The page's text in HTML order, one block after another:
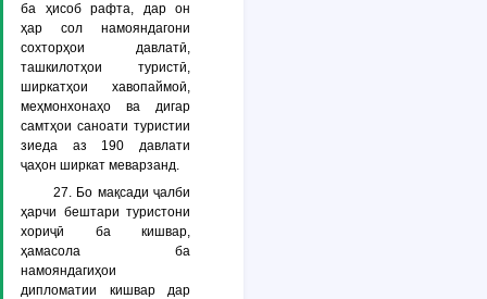
ба ҳисоб рафта, дар он
ҳар сол намояндагони
сохторҳои давлатӣ,
ташкилотҳои туристӣ,
ширкатҳои хавопаймоӣ,
меҳмонхонаҳо ва дигар
самтҳои саноати туристии
зиеда аз 190 давлати
ҷаҳон ширкат меварзанд.
27. Бо мақсади ҷалби
ҳарчи бештари туристони
хориҷӣ ба кишвар,
ҳамасола ба
намояндагиҳои
дипломатии кишвар дар